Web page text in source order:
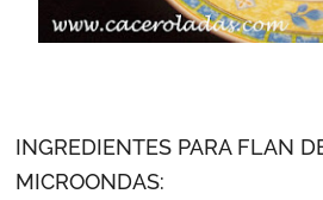
INGREDIENTES PARA FLAN
MICROONDAS: